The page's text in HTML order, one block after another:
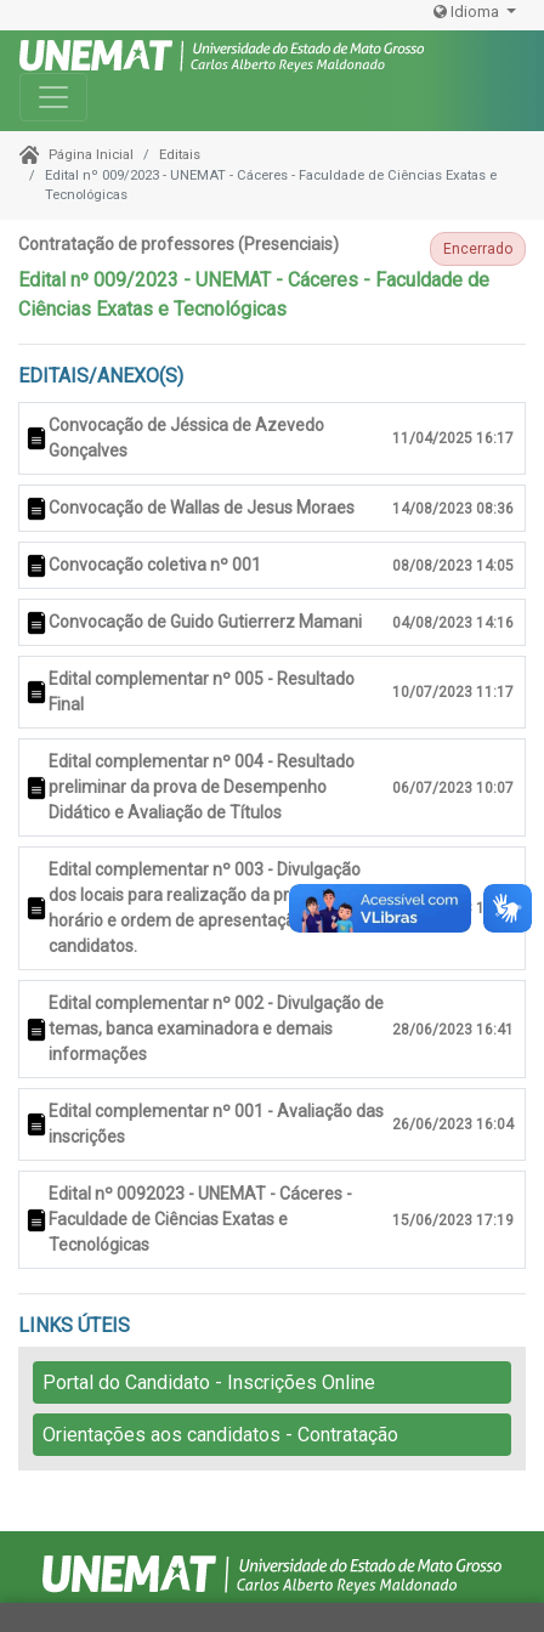
Idioma
Toggle navigation
Página Inicial
Editais
Edital nº 009/2023 - UNEMAT - Cáceres - Faculdade de Ciências Exatas e
Tecnológicas
Contratação de professores (Presenciais) Encerrado
Edital nº 009/2023 - UNEMAT - Cáceres - Faculdade de
Ciências Exatas e Tecnológicas
EDITAIS/ANEXO(S)
Convocação de Jéssica de Azevedo
Gonçalves
11/04/2025 16:17
Convocação de Wallas de Jesus Moraes 14/08/2023 08:36
Convocação coletiva nº 001 08/08/2023 14:05
Convocação de Guido Gutierrerz Mamani 04/08/2023 14:16
Edital complementar nº 005 - Resultado
Final
10/07/2023 11:17
Edital complementar nº 004 - Resultado
preliminar da prova de Desempenho
Didático e Avaliação de Títulos
06/07/2023 10:07
Edital complementar nº 003 - Divulgação
dos locais para realização da prova pratica,
horário e ordem de apresentação dos
candidatos.
03/07/2023 16:21
Edital complementar nº 002 - Divulgação de
temas, banca examinadora e demais
informações
28/06/2023 16:41
Edital complementar nº 001 - Avaliação das
inscrições
26/06/2023 16:04
Edital nº 0092023 - UNEMAT - Cáceres -
Faculdade de Ciências Exatas e
Tecnológicas
15/06/2023 17:19
LINKS ÚTEIS
Portal do Candidato - Inscrições Online
Orientações aos candidatos - Contratação